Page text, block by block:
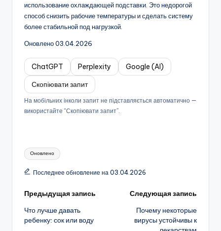
использование охлаждающей подставки. Это недорогой
способ снизить рабочие температуры и сделать систему
более стабильной под нагрузкой.
Оновлено 03.04.2026
ChatGPT Perplexity
Google (AI)
Скопіювати запит
На мобільних інколи запит не підставляється автоматично —
використайте “Скопіювати запит”.
Метки:
Оновлено
Последнее обновление на 03.04.2026
Навигация
записи
Предыдущая запись
Что лучше давать
ребенку: сок или воду
Следующая запись
Почему некоторые
вирусы устойчивы к